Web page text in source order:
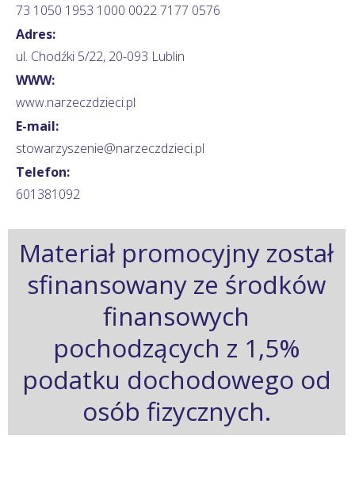
73 1050 1953 1000 0022 7177 0576
Adres:
ul. Chodźki 5/22, 20-093 Lublin
WWW:
www.narzeczdzieci.pl
E-mail:
stowarzyszenie@narzeczdzieci.pl
Telefon:
601381092
Materiał promocyjny został
sfinansowany ze środków
finansowych
pochodzących z 1,5%
podatku dochodowego od
osób fizycznych.